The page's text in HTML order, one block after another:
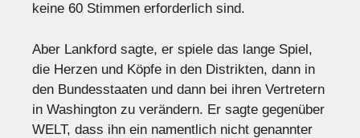
keine 60 Stimmen erforderlich sind.
Aber Lankford sagte, er spiele das lange Spiel,
die Herzen und Köpfe in den Distrikten, dann in
den Bundesstaaten und dann bei ihren Vertretern
in Washington zu verändern. Er sagte gegenüber
WELT, dass ihn ein namentlich nicht genannter